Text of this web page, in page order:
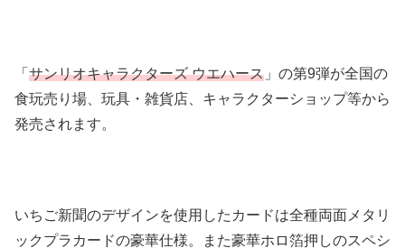
「 サンリオキャラクターズ ウエハース 」の第9弾が全国の
食玩売り場、玩具・雑貨店、キャラクターショップ等から
発売されます。
いちご新聞のデザインを使用したカードは全種両面メタリ
ックプラカードの豪華仕様。また豪華ホロ箔押しのスペシ